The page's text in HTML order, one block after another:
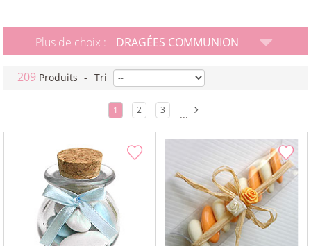
Plus de choix : DRAGÉES COMMUNION
209 Produits - Tri
1 2 3 ...